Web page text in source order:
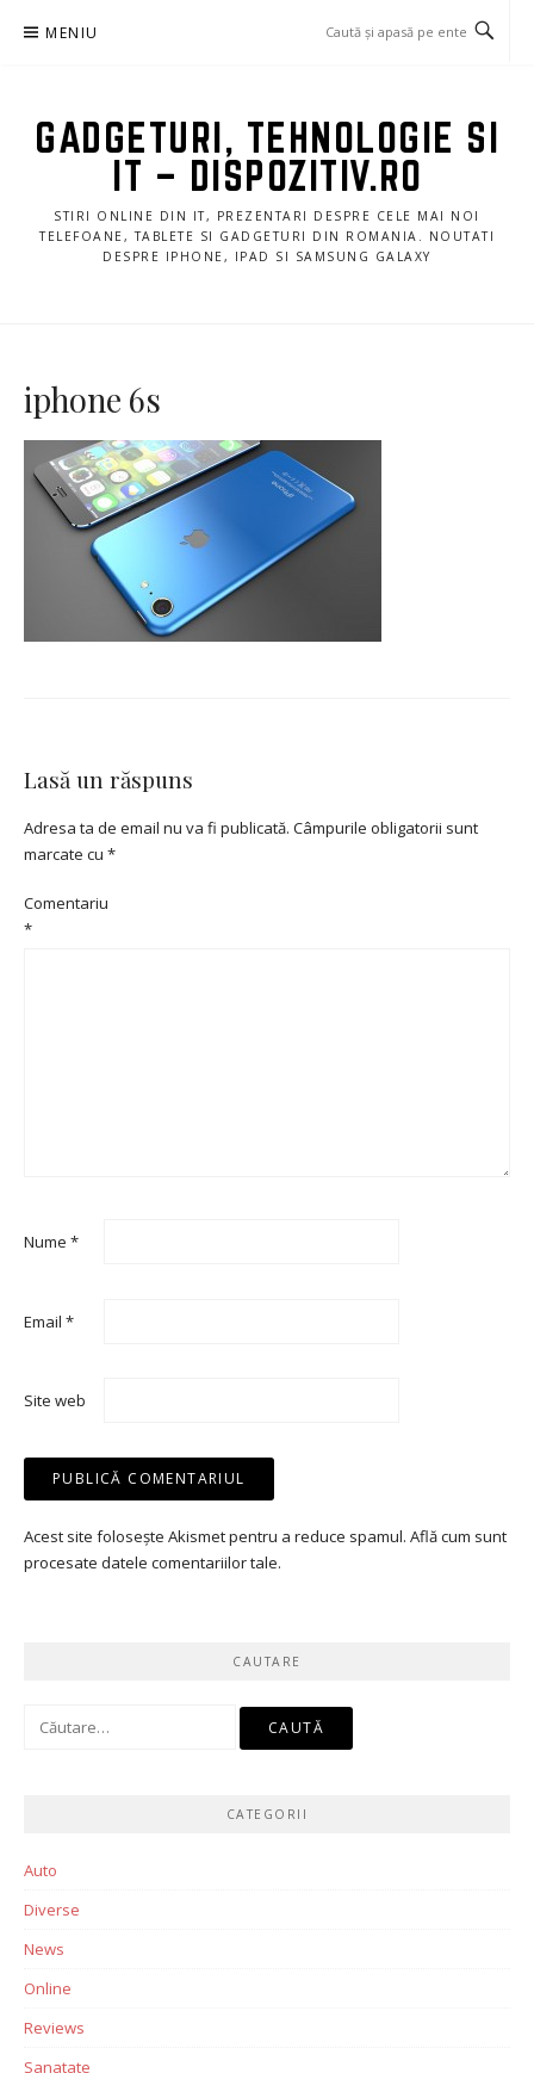
MENIU
GADGETURI, TEHNOLOGIE SI
IT – DISPOZITIV.RO
STIRI ONLINE DIN IT, PREZENTARI DESPRE CELE MAI NOI
TELEFOANE, TABLETE SI GADGETURI DIN ROMANIA. NOUTATI
DESPRE IPHONE, IPAD SI SAMSUNG GALAXY
iphone 6s
Lasă un răspuns
Adresa ta de email nu va fi publicată. Câmpurile obligatorii sunt
marcate cu *
Comentariu
*
Nume *
Email *
Site web
Acest site folosește Akismet pentru a reduce spamul. Află cum sunt
procesate datele comentariilor tale.
CAUTARE
Caută
CATEGORII
Auto
Diverse
News
Online
Reviews
Sanatate